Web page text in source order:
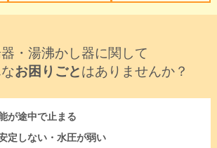
・湯沸かし器に関して
お困りごとはありませんか？
が途中で止まる
定しない・水圧が弱い